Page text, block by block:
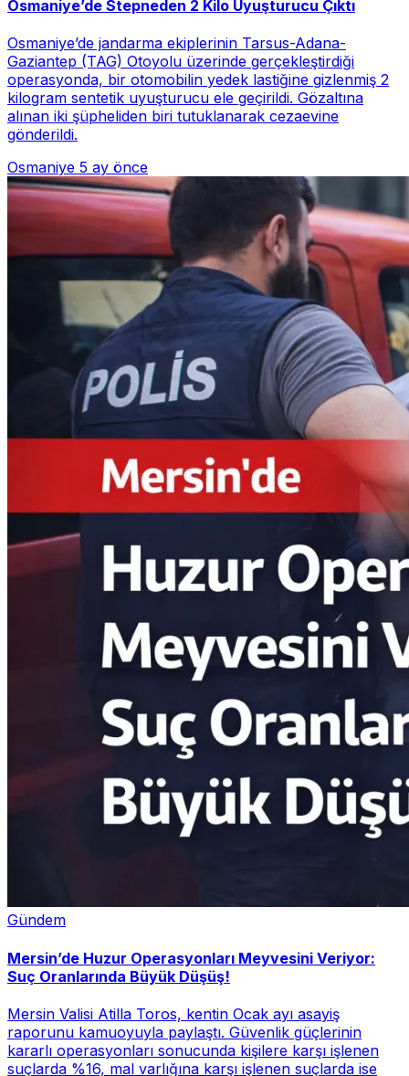
Osmaniye’de Stepneden 2 Kilo Uyuşturucu Çıktı
Osmaniye’de jandarma ekiplerinin Tarsus-Adana-
Gaziantep (TAG) Otoyolu üzerinde gerçekleştirdiği
operasyonda, bir otomobilin yedek lastiğine gizlenmiş 2
kilogram sentetik uyuşturucu ele geçirildi. Gözaltına
alınan iki şüpheliden biri tutuklanarak cezaevine
gönderildi.
Osmaniye 5 ay önce
Gündem
Mersin’de Huzur Operasyonları Meyvesini Veriyor:
Suç Oranlarında Büyük Düşüş!
Mersin Valisi Atilla Toros, kentin Ocak ayı asayiş
raporunu kamuoyuyla paylaştı. Güvenlik güçlerinin
kararlı operasyonları sonucunda kişilere karşı işlenen
suçlarda %16, mal varlığına karşı işlenen suçlarda ise